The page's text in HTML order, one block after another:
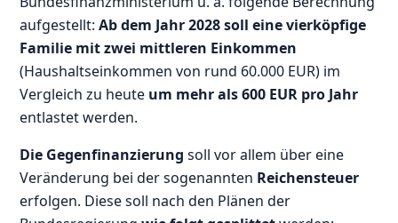
aufgestellt:Ab dem Jahr 2028 soll eine vierköpfige
Familie mit zwei mittleren Einkommen
(Haushaltseinkommen von rund 60.000 EUR) im
Vergleich zu heute um mehr als 600 EUR pro Jahr
entlastet werden.
Die Gegenfinanzierung soll vor allem über eine
Veränderung bei der sogenannten Reichensteuer
erfolgen. Diese soll nach den Plänen der